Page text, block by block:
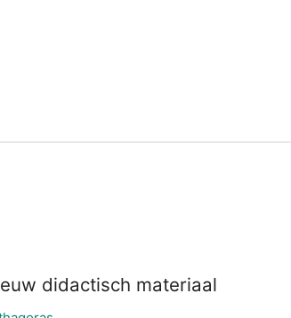
didactisch materiaal